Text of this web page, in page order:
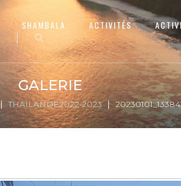
SHAMBALA ACTIVITÉS
GALERIE
THAÏLANDE2022-2023